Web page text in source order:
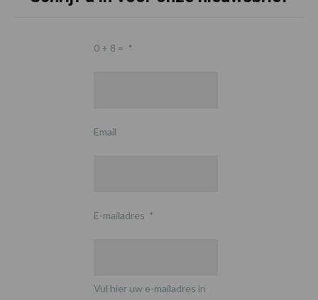
0 + 8 = *
Email
E-mailadres *
Vul hier uw e-mailadres in